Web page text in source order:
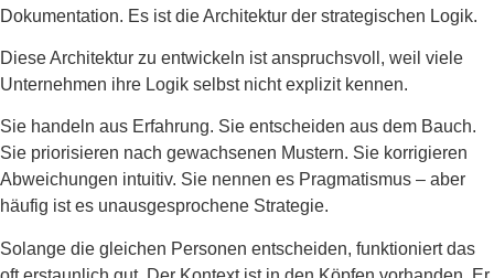
Dokumentation. Es ist die Architektur der strategischen Logik.
Diese Architektur zu entwickeln ist anspruchsvoll, weil viele
Unternehmen ihre Logik selbst nicht explizit kennen.
Sie handeln aus Erfahrung. Sie entscheiden aus dem Bauch.
Sie priorisieren nach gewachsenen Mustern. Sie korrigieren
Abweichungen intuitiv. Sie nennen es Pragmatismus – aber
häufig ist es unausgesprochene Strategie.
Solange die gleichen Personen entscheiden, funktioniert das